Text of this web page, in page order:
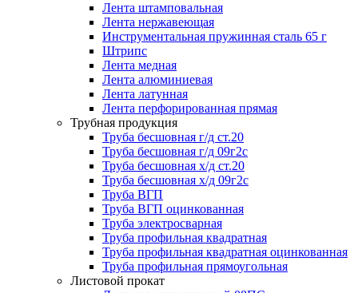
Лента штамповальная
Лента нержавеющая
Инструментальная пружинная сталь 65 г
Штрипс
Лента медная
Лента алюминиевая
Лента латунная
Лента перфорированная прямая
Трубная продукция
Труба бесшовная г/д ст.20
Труба бесшовная г/д 09г2с
Труба бесшовная х/д ст.20
Труба бесшовная х/д 09г2с
Труба ВГП
Труба ВГП оцинкованная
Труба электросварная
Труба профильная квадратная
Труба профильная квадратная оцинкованная
Труба профильная прямоугольная
Листовой прокат